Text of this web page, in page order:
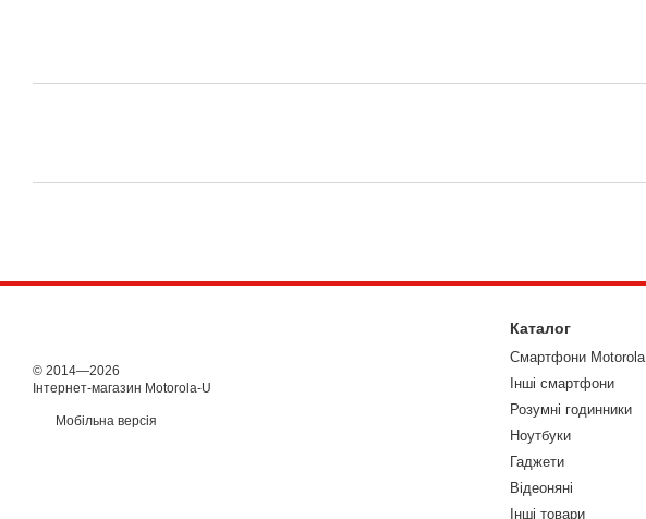
© 2014—2026
Інтернет-магазин Motorola-U
Мобільна версія
Каталог
Смартфони Motorola
Інші смартфони
Розумні годинники
Ноутбуки
Гаджети
Відеоняні
Інші товари